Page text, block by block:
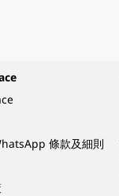
條款及細則